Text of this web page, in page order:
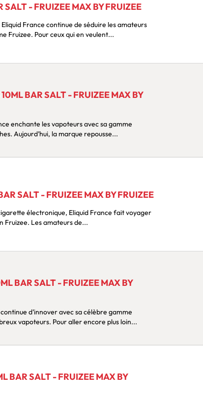
SALT - FRUIZEE MAX BY FRUIZEE
France continue de séduire les amateurs
Fruizee. Pour ceux qui en veulent...
BAR SALT - FRUIZEE MAX BY
enchante les vapoteurs avec sa gamme
Aujourd’hui, la marque repousse...
SALT - FRUIZEE MAX BY FRUIZEE
électronique, Eliquid France fait voyager
Fruizee. Les amateurs de...
BAR SALT - FRUIZEE MAX BY
d’innover avec sa célèbre gamme
vapoteurs. Pour aller encore plus loin...
BAR SALT - FRUIZEE MAX BY